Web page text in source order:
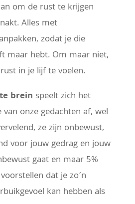
om de rust te krijgen
Alles met
zodat je die
maar hebt. Om maar niet,
in je lijf te voelen.
brein speelt zich het
onze gedachten af, wel
ze zijn onbewust,
voor jouw gedrag en jouw
gaat en maar 5%
dat je zo’n
kan hebben als